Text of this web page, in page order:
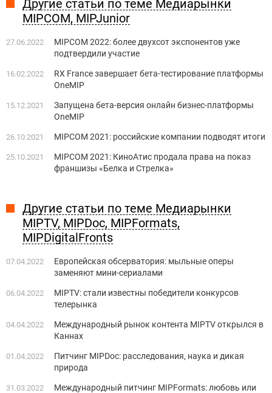
Другие статьи по теме Медиарынки
MIPCOM, MIPJunior
27.06.2022
MIPCOM 2022: более двухсот экспонентов уже
подтвердили участие
16.02.2022
RX France завершает бета-тестирование платформы
OneMIP
15.12.2021
Запущена бета-версия онлайн бизнес-платформы
OneMIP
26.10.2021 MIPCOM 2021: российские компании подводят итоги
25.10.2021
MIPCOM 2021: КиноАтис продала права на показ
франшизы «Белка и Стрелка»
Другие статьи по теме Медиарынки
MIPTV, MIPDoc, MIPFormats,
MIPDigitalFronts
07.04.2022
Европейская обсерватория: мыльные оперы
заменяют мини-сериалами
06.04.2022
MIPTV: стали известны победители конкурсов
телерынка
04.04.2022
Международный рынок контента MIPTV открылся в
Каннах
01.04.2022
Питчинг MIPDoc: расследования, наука и дикая
природа
31.03.2022
Международный питчинг MIPFormats: любовь или